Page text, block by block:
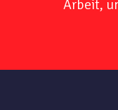
Arbeit,